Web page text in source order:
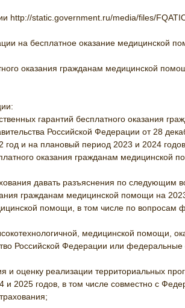
http://static.government.ru/media/files/
на бесплатное оказание медицинской
оказания гражданам медицинской
гарантий бесплатного оказания
Российской Федерации от 28
и на плановый период 2023 и 2024
оказания гражданам
давать разъяснения по следующим
гражданам медицинской помощи на
помощи, в том числе по вопросам
медицинской помощи,
Российской Федерации или
оценку реализации территориальных
2025 годов, в том числе совместно с